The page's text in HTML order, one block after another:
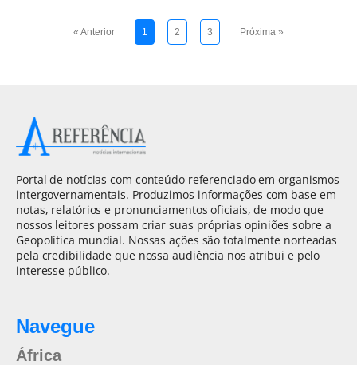
« Anterior 1 2 3 Próxima »
Portal de notícias com conteúdo referenciado em organismos
intergovernamentais. Produzimos informações com base em
notas, relatórios e pronunciamentos oficiais, de modo que
nossos leitores possam criar suas próprias opiniões sobre a
Geopolítica mundial. Nossas ações são totalmente norteadas
pela credibilidade que nossa audiência nos atribui e pelo
interesse público.
Navegue
África